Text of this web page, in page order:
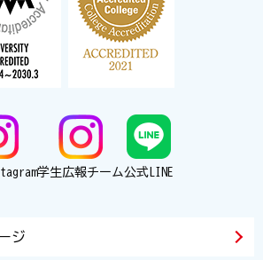
学生広報チーム公式LINE
ジ